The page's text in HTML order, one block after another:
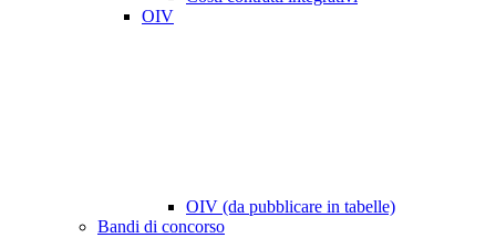
OIV
OIV (da pubblicare in tabelle)
Bandi di concorso